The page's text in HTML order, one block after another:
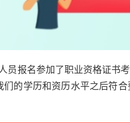
员报名参加了职业资格证书
们的学历和资历水平之后符